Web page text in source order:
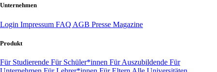
Unternehmen
Login Impressum FAQ AGB Presse Magazine
Produkt
Für Studierende Für Schüler*innen Für Auszubildende Für